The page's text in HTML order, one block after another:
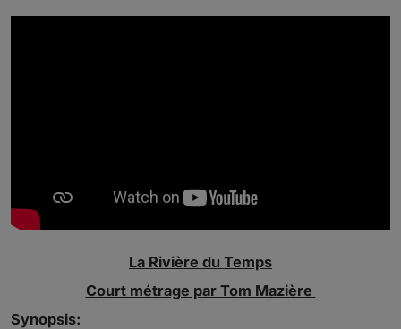
La Rivière du Temps
Court métrage par Tom Mazière
Synopsis: